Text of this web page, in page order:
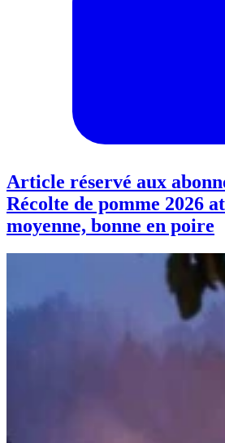
Article réservé aux
Récolte de pomme 2026
moyenne, bonne en poire